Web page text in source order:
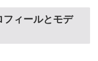
フィールとモデ